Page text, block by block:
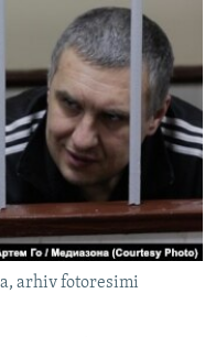
arhiv fotoresimi